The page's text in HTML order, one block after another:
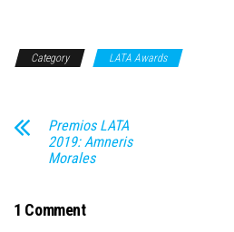
Category LATA Awards
Premios LATA
2019: Amneris
Morales
1 Comment